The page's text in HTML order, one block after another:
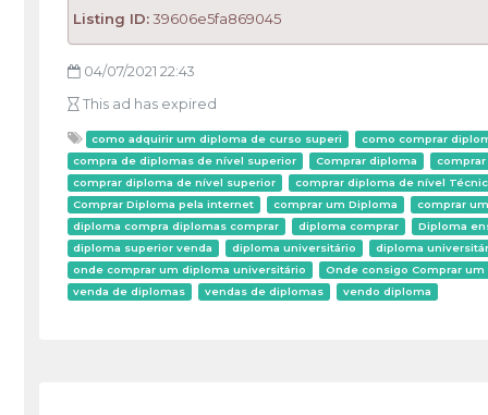
Listing ID:39606e5fa869045
04/07/2021 22:43
This ad has expired
como adquirir um diploma de curso superi
como comprar
compra de diplomas de nível superior
Comprar diploma
comprar diploma de nível superior
comprar diploma de nível
Comprar Diploma pela internet
comprar um Diploma
comprar
diploma compra diplomas comprar
diploma comprar
Diploma
diploma superior venda
diploma universitário
diploma
onde comprar um diploma universitário
Onde consigo Comprar um
venda de diplomas
vendas de diplomas vendo diploma